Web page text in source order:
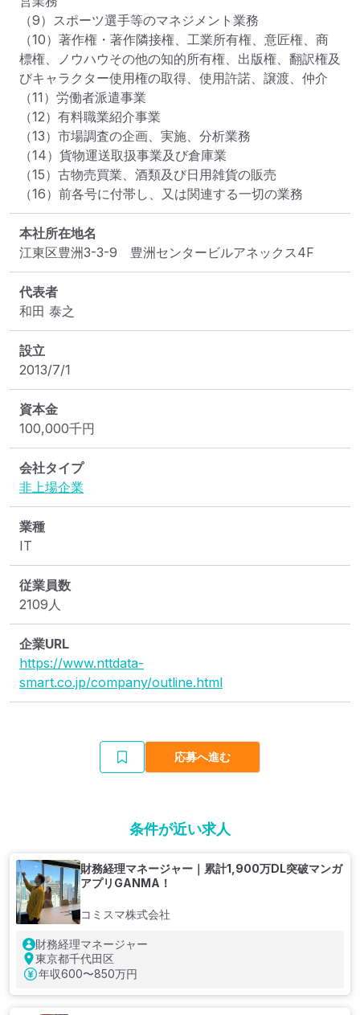
（9）スポーツ選手等のマネジメント業務
（10）著作権・著作隣接権、工業所有権、意匠権、商
標権、ノウハウその他の知的所有権、出版権、翻訳権及
びキャラクター使用権の取得、使用許諾、譲渡、仲介
（11）労働者派遣事業
（12）有料職業紹介事業
（13）市場調査の企画、実施、分析業務
（14）貨物運送取扱事業及び倉庫業
（15）古物売買業、酒類及び日用雑貨の販売
（16）前各号に付帯し、又は関連する一切の業務
本社所在地名
江東区豊洲3-3-9　豊洲センタービルアネックス4F
代表者
和田 泰之
設立
2013/7/1
資本金
100,000千円
会社タイプ
非上場企業
業種
IT
従業員数
2109人
企業URL
https://www.nttdata-
smart.co.jp/company/outline.html
応募へ進む
条件が近い求人
財務経理マネージャー｜累計1,900万DL突破マンガ
アプリGANMA！
コミスマ株式会社
財務経理マネージャー
東京都千代田区
年収600〜850万円